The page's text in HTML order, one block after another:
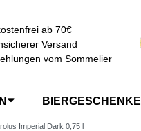
ab 70€
Versand
vom Sommelier
BIERGESCHENKE
Imperial Dark 0,75 l